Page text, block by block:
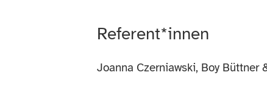
Referent*innen
Joanna Czerniawski, Boy Büttner